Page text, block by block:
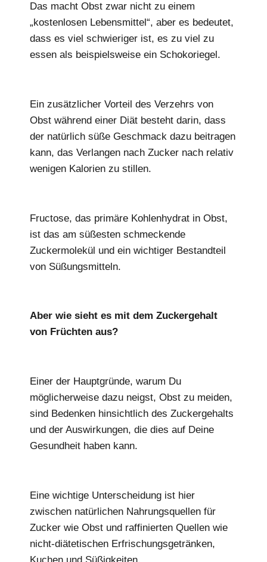
Das macht Obst zwar nicht zu einem
„kostenlosen Lebensmittel“, aber es bedeutet,
dass es viel schwieriger ist, es zu viel zu
essen als beispielsweise ein Schokoriegel.
Ein zusätzlicher Vorteil des Verzehrs von
Obst während einer Diät besteht darin, dass
der natürlich süße Geschmack dazu beitragen
kann, das Verlangen nach Zucker nach relativ
wenigen Kalorien zu stillen.
Fructose, das primäre Kohlenhydrat in Obst,
ist das am süßesten schmeckende
Zuckermolekül und ein wichtiger Bestandteil
von Süßungsmitteln.
Aber wie sieht es mit dem Zuckergehalt
von Früchten aus?
Einer der Hauptgründe, warum Du
möglicherweise dazu neigst, Obst zu meiden,
sind Bedenken hinsichtlich des Zuckergehalts
und der Auswirkungen, die dies auf Deine
Gesundheit haben kann.
Eine wichtige Unterscheidung ist hier
zwischen natürlichen Nahrungsquellen für
Zucker wie Obst und raffinierten Quellen wie
nicht-diätetischen Erfrischungsgetränken,